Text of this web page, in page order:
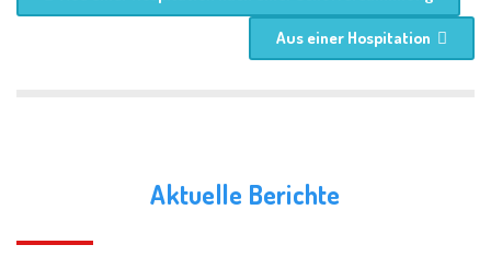
Aus einer Hospitation
Aktuelle Berichte